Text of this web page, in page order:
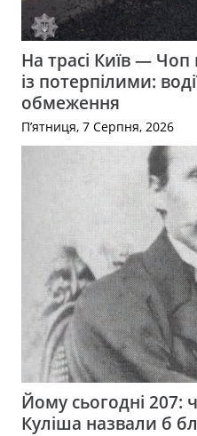
На трасі Київ —
із потерпілими:
обмеження
П’ятниця, 7 Серпня, 2026
Йому сьогодні
Куліша назвали б